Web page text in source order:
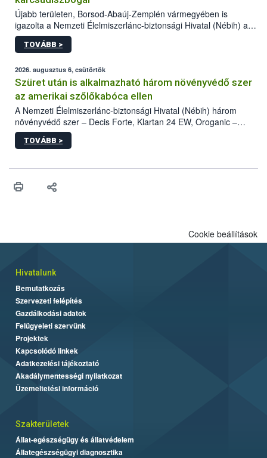
Újabb területen, Borsod-Abaúj-Zemplén vármegyében is
igazolta a Nemzeti Élelmiszerlánc-biztonsági Hivatal (Nébih) a
kőrisrontó karcsúdíszbogár (Agrilus planipennis) jelenlétét. A
kártevőt nem csak színcsapdában találták meg, de már fertőzött
az intenzív felderítést, emellett az intézkedéseket a szlovák
hatósággal is összehangolják a terjedés megállítása érdekében.
TOVÁBB >
2026. augusztus 6, csütörtök
Szüret után is alkalmazható három növényvédő szer
az amerikai szőlőkabóca ellen
A Nemzeti Élelmiszerlánc-biztonsági Hivatal (Nébih) három
növényvédő szer – Decis Forte, Klartan 24 EW, Oroganic –
engedélyokiratát módosította, így azok a szüretet követően,
egészen a vesszőérettség (BBCH 91) stádiumáig
érésű szőlőkben is legyen lehetőség a károsító elleni további
felhasználók számára is elérhető és ökológiai termesztésben is
TOVÁBB >
Cookie beállítások
Hivatalunk
Bemutatkozás
Szervezeti felépítés
Gazdálkodási adatok
Felügyeleti szervünk
Projektek
Kapcsolódó linkek
Adatkezelési tájékoztató
Akadálymentességi nyilatkozat
Üzemeltetési információ
Szakterületek
Állat-egészségügy és állatvédelem
Állategészségügyi diagnosztika